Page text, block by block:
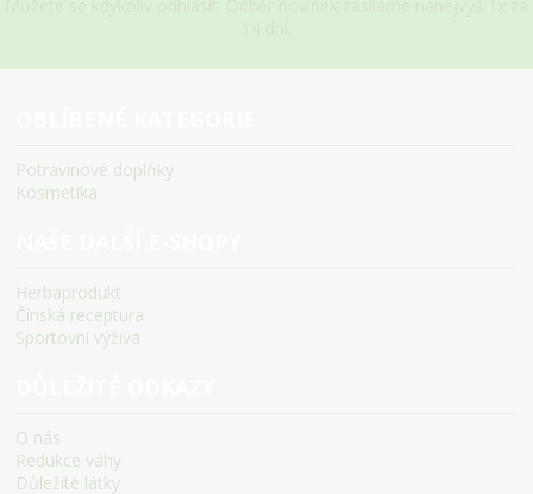
Potravinové doplňky
Kosmetika
Herbaprodukt
Čínská receptura
Sportovní výživa
O nás
Redukce váhy
Důležité látky